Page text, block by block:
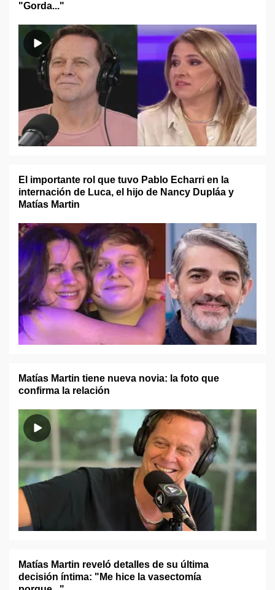
"Gorda..."
El importante rol que tuvo Pablo Echarri en la
internación de Luca, el hijo de Nancy Dupláa y
Matías Martin
Matías Martin tiene nueva novia: la foto que
confirma la relación
Matías Martin reveló detalles de su última
decisión íntima: "Me hice la vasectomía